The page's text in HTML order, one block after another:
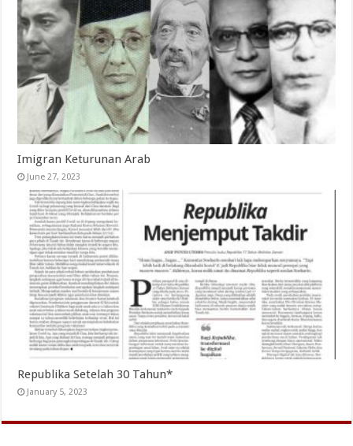
Imigran Keturunan Arab
June 27, 2023
Republika Setelah 30 Tahun*
January 5, 2023